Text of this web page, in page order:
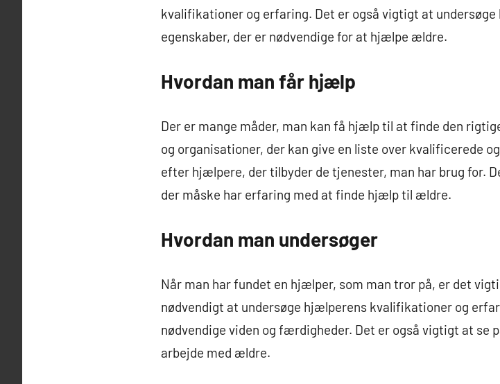
kvalifikationer og erfaring. Det er også vigtigt at
egenskaber, der er nødvendige for at hjælpe ældre.
Hvordan man får hjælp
Der er mange måder, man kan få hjælp til at finde den
og organisationer, der kan give en liste over kvalificerede
efter hjælpere, der tilbyder de tjenester, man har brug for.
der måske har erfaring med at finde hjælp til ældre.
Hvordan man undersøger
Når man har fundet en hjælper, som man tror på, er det
nødvendigt at undersøge hjælperens kvalifikationer og
nødvendige viden og færdigheder. Det er også vigtigt at se
arbejde med ældre.